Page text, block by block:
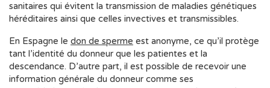
sanitaires qui évitent la transmission de maladies génétiques
héréditaires ainsi que celles invectives et transmissibles.
En Espagne le don de sperme
tant l’identité du donneur que les patientes et la
descendance. D’autre part, il est possible de recevoir une
information générale du donneur comme ses